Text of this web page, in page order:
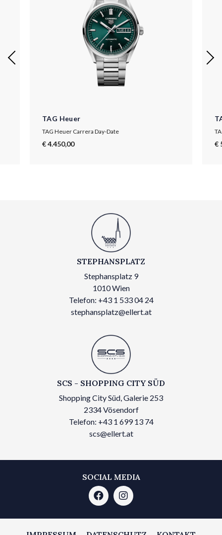
TAG Heuer
TAG Heuer Carrera Day-Date
€ 4.450,00 €
STEPHANSPLATZ
Stephansplatz 9
1010 Wien
Telefon: +43 1 533 04 24
stephansplatz@ellert.at
SCS - SHOPPING CITY SÜD
Shopping City Süd, Galerie 253
2334 Vösendorf
Telefon: +43 1 699 13 74
scs@ellert.at
SOCIAL MEDIA